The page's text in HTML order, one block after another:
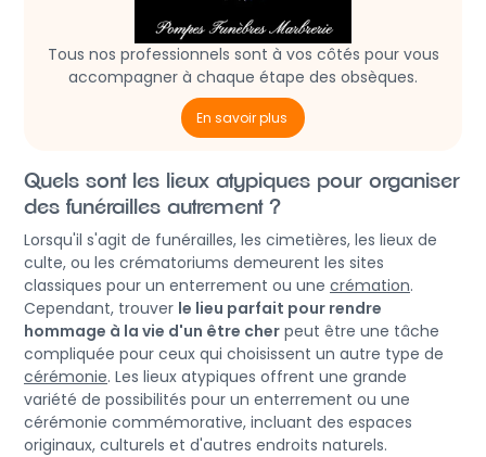
Tous nos professionnels sont à vos côtés pour vous
accompagner à chaque étape des obsèques.
En savoir plus
Quels sont les lieux atypiques pour organiser
des funérailles autrement ?
Lorsqu'il s'agit de funérailles, les cimetières, les lieux de
culte, ou les crématoriums demeurent les sites
classiques pour un enterrement ou une crémation.
Cependant, trouver le lieu parfait pour rendre
hommage à la vie d'un être cher peut être une tâche
compliquée pour ceux qui choisissent un autre type de
cérémonie. Les lieux atypiques offrent une grande
variété de possibilités pour un enterrement ou une
cérémonie commémorative, incluant des espaces
originaux, culturels et d'autres endroits naturels.